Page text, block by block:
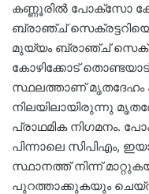
കണ്ണൂരിൽ പോക്സോ
ബ്രാഞ്ച് സെക്രട്ടറിയെ
മുയ്യം ബ്രാഞ്ച്
കോഴിക്കോട്
സ്ഥലത്താണ് മൃതദേഹം
നിലയിലായിരുന്നു
പ്രാഥമിക നിഗമനം.
പിന്നാലെ സിപിഎം,
സ്ഥാനത്ത് നിന്ന്
പുറത്താക്കുകയും